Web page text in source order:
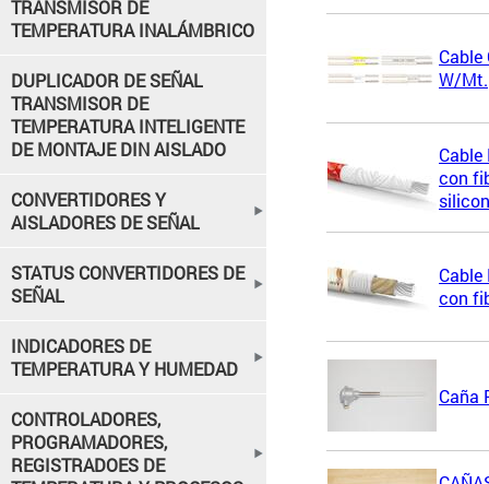
W/Mt.
con
con
Caña
TRANSMISOR DE
TEMPERATURA INALÁMBRICO
DUPLICADOR DE SEÑAL
TRANSMISOR DE
TEMPERATURA INTELIGENTE
DE MONTAJE DIN AISLADO
CONVERTIDORES Y
AISLADORES DE SEÑAL
STATUS CONVERTIDORES DE
SEÑAL
INDICADORES DE
TEMPERATURA Y HUMEDAD
CONTROLADORES,
PROGRAMADORES,
REGISTRADOES DE